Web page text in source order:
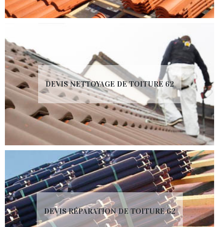
DEVIS NETTOYAGE DE TOITURE 62
DEVIS RÉPARATION DE TOITURE 62